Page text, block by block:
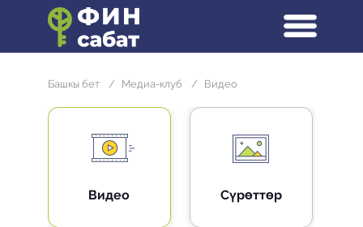
Башкы бет / Медиа-клуб / Видео
Видео Сүрөттөр